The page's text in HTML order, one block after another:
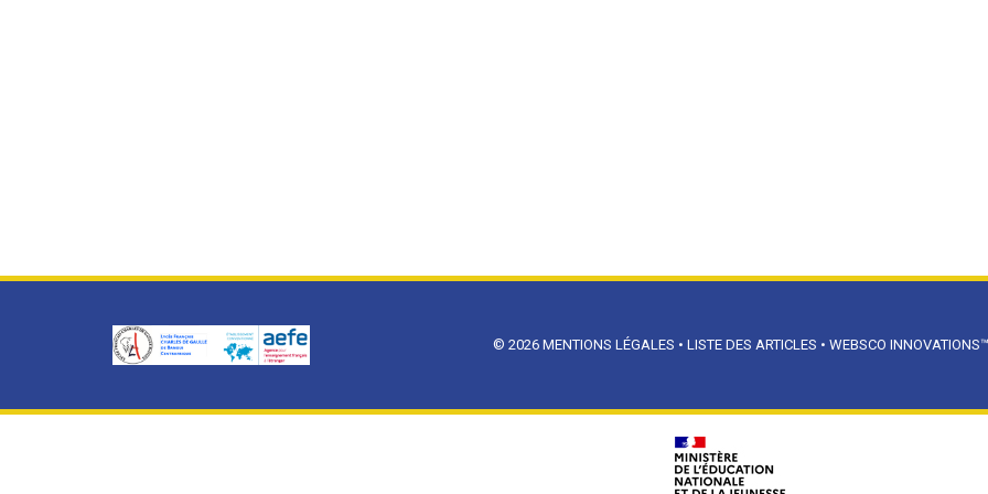
© 2026 MENTIONS LÉGALES • LISTE DES ARTICLES • WEBSCO INNOVATIONS™